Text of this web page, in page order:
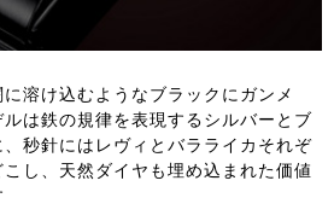
溶け込むようなブラックにガンメ
は鉄の規律を表現するシルバーとブ
秒針にはレヴィとバラライカそれぞ
し、天然ダイヤも埋め込まれた価値